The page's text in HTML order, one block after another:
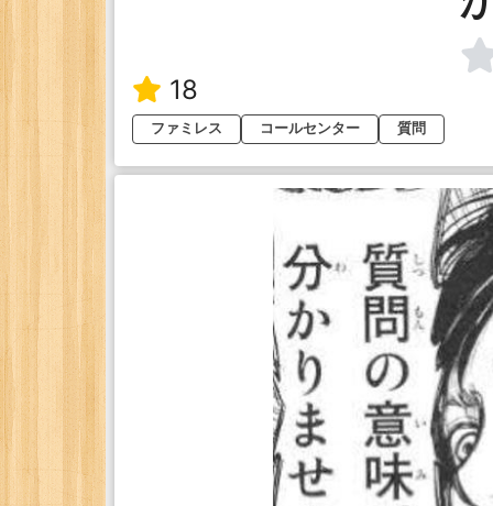
18
ファミレス コールセンター 質問